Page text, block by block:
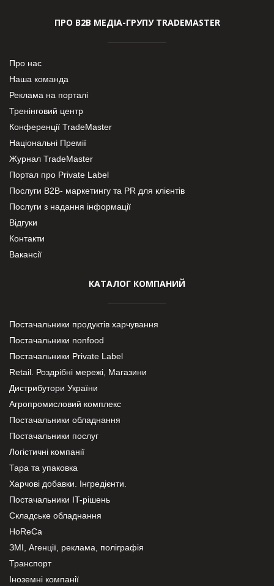
ПРО В2В МЕДІА-ГРУПУ TRADEMASTER
Про нас
Наша команда
Реклама на порталі
Тренінговий центр
Конференції TradeMaster
Національні Премії
Журнал TradeMaster
Портал про Private Label
Послуги В2В- маркетингу та PR для клієнтів
Послуги з надання інформації
Відгуки
Контакти
Вакансії
КАТАЛОГ КОМПАНИЙ
Постачальники продуктів харчування
Постачальники nonfood
Постачальники Private Label
Retail. Роздрібні мережі, Магазини
Дистрибутори України
Агропромисловий комплекс
Постачальники обладнання
Постачальники послуг
Логістичні компанії
Тара та упаковка
Харчові добавки. Інгредієнти.
Постачальники IT-рішень
Складське обладнання
HoReCa
ЗМІ, Агенції, реклама, поліграфія
Транспорт
Іноземні компанії